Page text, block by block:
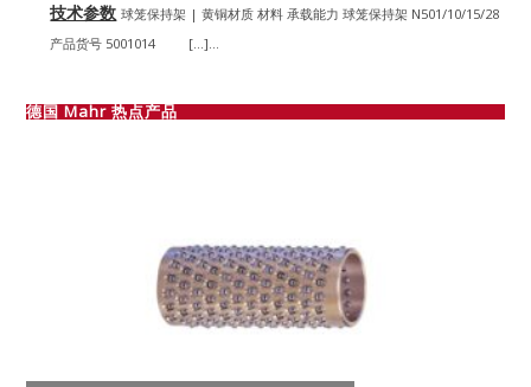
技术参数 球笼保持架 | 黄铜材质 材料 承载能力 球笼保持架 N501/10/15/28
产品货号 5001014 […]...
德国 Mahr 热点产品